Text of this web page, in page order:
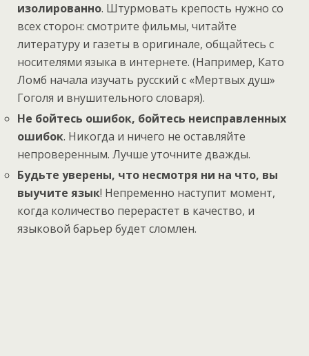
изолированно. Штурмовать крепость нужно со
всех сторон: смотрите фильмы, читайте
литературу и газеты в оригинале, общайтесь с
носителями языка в интернете. (Например, Като
Ломб начала изучать русский с «Мертвых душ»
Гоголя и внушительного словаря).
Не бойтесь ошибок, бойтесь неисправленных
ошибок. Никогда и ничего не оставляйте
непроверенным. Лучше уточните дважды.
Будьте уверены, что несмотря ни на что, вы
выучите язык! Непременно наступит момент,
когда количество перерастет в качество, и
языковой барьер будет сломлен.